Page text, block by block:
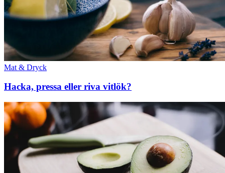
Mat & Dryck
Hacka, pressa eller riva vitlök?